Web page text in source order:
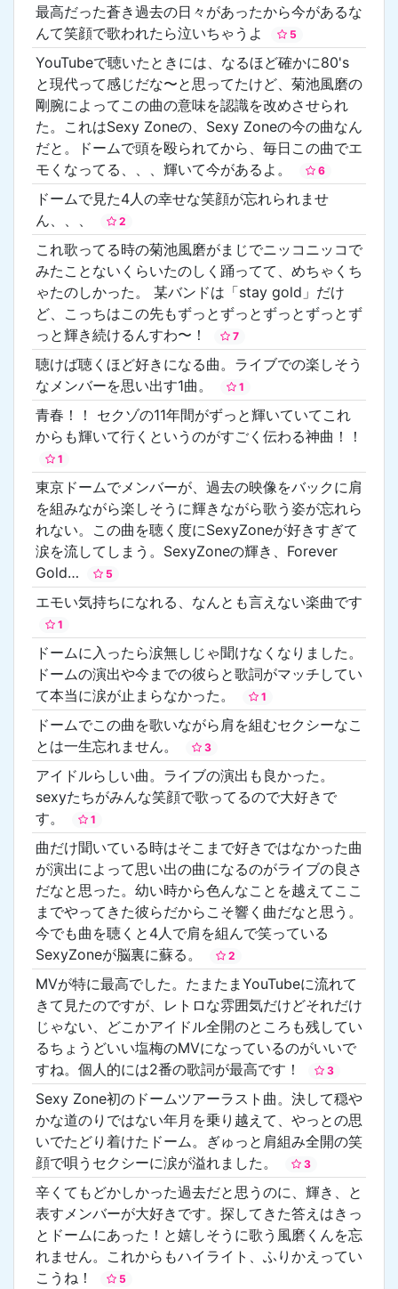
最高だった蒼き過去の日々があったから今があるな
んて笑顔で歌われたら泣いちゃうよ
5
YouTubeで聴いたときには、なるほど確かに80's
と現代って感じだな〜と思ってたけど、菊池風磨の
剛腕によってこの曲の意味を認識を改めさせられ
た。これはSexy Zoneの、Sexy Zoneの今の曲なん
だと。ドームで頭を殴られてから、毎日この曲でエ
モくなってる、、、輝いて今があるよ。
6
ドームで見た4人の幸せな笑顔が忘れられませ
ん、、、
2
これ歌ってる時の菊池風磨がまじでニッコニッコで
みたことないくらいたのしく踊ってて、めちゃくち
ゃたのしかった。 某バンドは「stay gold」だけ
ど、こっちはこの先もずっとずっとずっとずっとず
っと輝き続けるんすわ〜！
7
聴けば聴くほど好きになる曲。ライブでの楽しそう
なメンバーを思い出す1曲。
1
青春！！ セクゾの11年間がずっと輝いていてこれ
からも輝いて行くというのがすごく伝わる神曲！！
1
東京ドームでメンバーが、過去の映像をバックに肩
を組みながら楽しそうに輝きながら歌う姿が忘れら
れない。この曲を聴く度にSexyZoneが好きすぎて
涙を流してしまう。SexyZoneの輝き、Forever
Gold…
5
エモい気持ちになれる、なんとも言えない楽曲です
1
ドームに入ったら涙無しじゃ聞けなくなりました。
ドームの演出や今までの彼らと歌詞がマッチしてい
て本当に涙が止まらなかった。
1
ドームでこの曲を歌いながら肩を組むセクシーなこ
とは一生忘れません。
3
アイドルらしい曲。ライブの演出も良かった。
sexyたちがみんな笑顔で歌ってるので大好きで
す。
1
曲だけ聞いている時はそこまで好きではなかった曲
が演出によって思い出の曲になるのがライブの良さ
だなと思った。幼い時から色んなことを越えてここ
までやってきた彼らだからこそ響く曲だなと思う。
今でも曲を聴くと4人で肩を組んで笑っている
SexyZoneが脳裏に蘇る。
2
MVが特に最高でした。たまたまYouTubeに流れて
きて見たのですが、レトロな雰囲気だけどそれだけ
じゃない、どこかアイドル全開のところも残してい
るちょうどいい塩梅のMVになっているのがいいで
すね。個人的には2番の歌詞が最高です！
3
Sexy Zone初のドームツアーラスト曲。決して穏や
かな道のりではない年月を乗り越えて、やっとの思
いでたどり着けたドーム。ぎゅっと肩組み全開の笑
顔で唄うセクシーに涙が溢れました。
3
辛くてもどかしかった過去だと思うのに、輝き、と
表すメンバーが大好きです。探してきた答えはきっ
とドームにあった！と嬉しそうに歌う風磨くんを忘
れません。これからもハイライト、ふりかえってい
こうね！
5